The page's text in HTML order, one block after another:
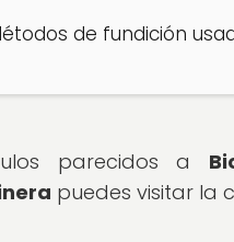
de fundición
parecidos a
puedes visitar la